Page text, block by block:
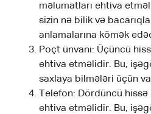
məlumatları ehtiva
sizin nə bilik və
anlamalarına kömək
Poçt ünvanı: Üçüncü
ehtiva etməlidir. Bu,
saxlaya bilmələri üçün
Telefon: Dördüncü
ehtiva etməlidir. Bu,